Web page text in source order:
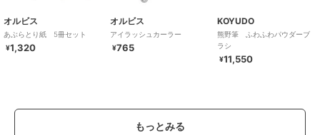
オルビス
あぶらとり紙 5冊セット
¥1,320
オルビス
アイラッシュカーラー
¥765
KOYUDO
熊野筆 ふわふわパウダーブ
ラシ
¥11,550
もっとみる